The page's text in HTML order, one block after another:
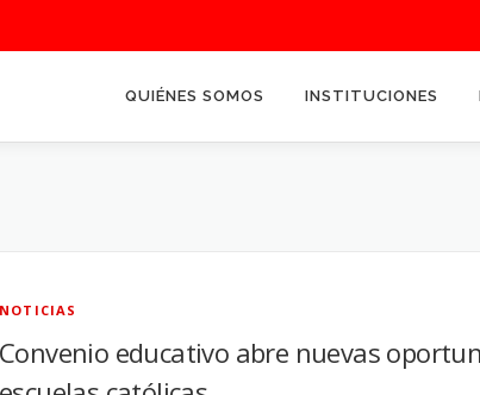
QUIÉNES SOMOS INSTITUCIONES
NOTICIAS
Convenio educativo abre nuevas